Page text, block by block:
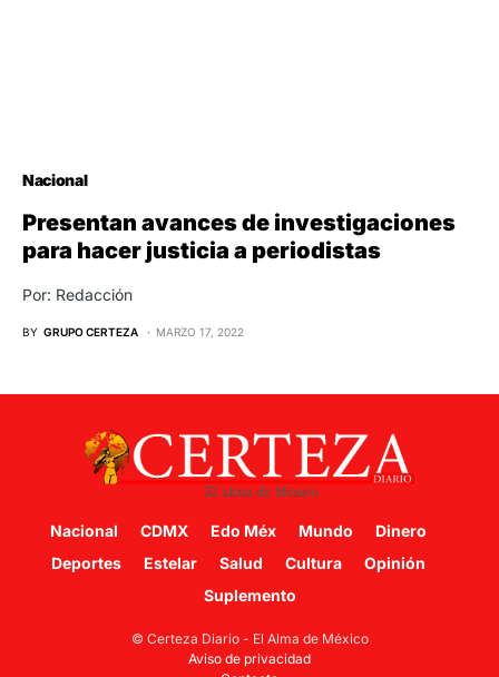
Nacional
Presentan avances de investigaciones
para hacer justicia a periodistas
Por: Redacción
BY GRUPO CERTEZA MARZO 17, 2022
Nacional CDMX Edo Méx Mundo
Dinero
Deportes
Estelar Salud Cultura
Opinión
Suplemento
© Certeza Diario - El Alma de México
Aviso de privacidad